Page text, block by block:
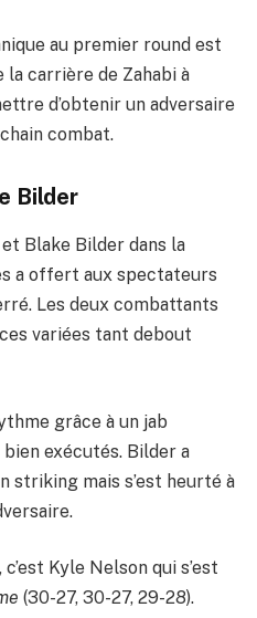
au premier round est
carrière de Zahabi à
d’obtenir un adversaire
combat.
Bilder
Blake Bilder dans la
a offert aux spectateurs
Les deux combattants
variées tant debout
grâce à un jab
exécutés. Bilder a
striking mais s’est heurté à
Kyle Nelson qui s’est
(30-27, 30-27, 29-28).